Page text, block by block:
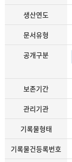
생산연도
문서유형
공개구분
보존기간
관리기관
기록물형태
기록물건등록번호